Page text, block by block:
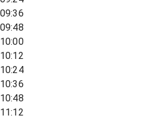
09:36
09:48
10:00
10:12
10:24
10:36
10:48
11:12